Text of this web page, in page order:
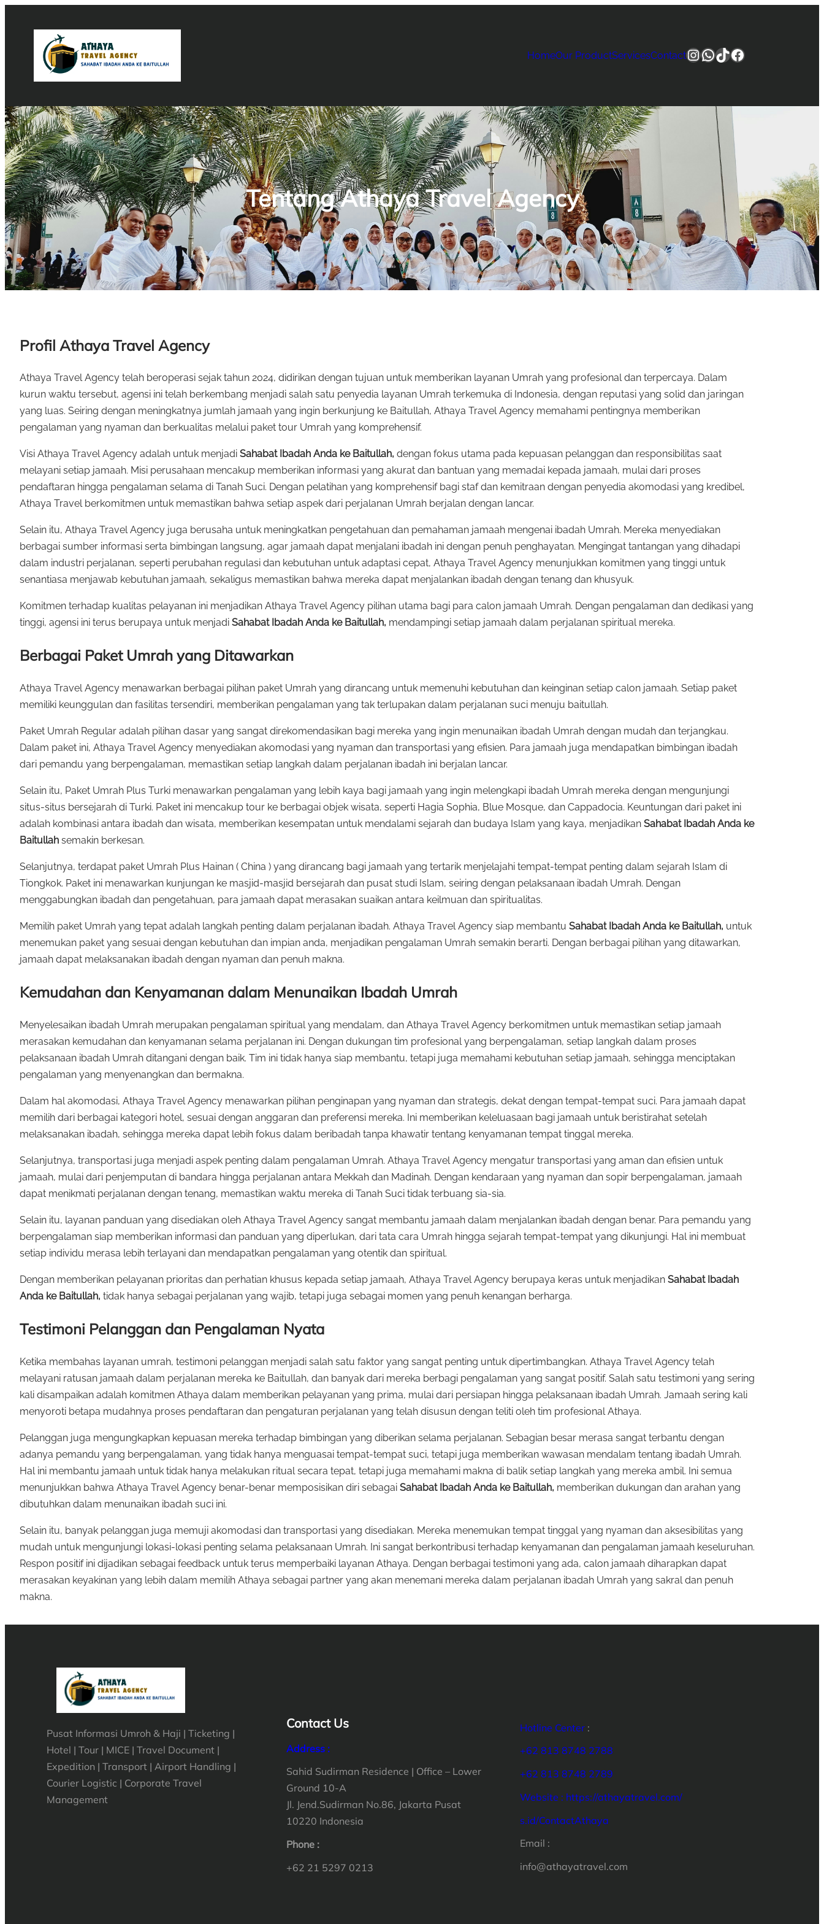
HomeOur ProductServicesContactInstagram
WhatsApp
TikTok
Facebook
Tentang Athaya Travel Agency
Profil Athaya Travel Agency
Athaya Travel Agency telah beroperasi sejak tahun 2024, didirikan dengan tujuan untuk memberikan layanan Umrah yang profesional dan terpercaya. Dalam
kurun waktu tersebut, agensi ini telah berkembang menjadi salah satu penyedia layanan Umrah terkemuka di Indonesia, dengan reputasi yang solid dan jaringan
yang luas. Seiring dengan meningkatnya jumlah jamaah yang ingin berkunjung ke Baitullah, Athaya Travel Agency memahami pentingnya memberikan
pengalaman yang nyaman dan berkualitas melalui paket tour Umrah yang komprehensif.
Visi Athaya Travel Agency adalah untuk menjadi Sahabat Ibadah Anda ke Baitullah, dengan fokus utama pada kepuasan pelanggan dan responsibilitas saat
melayani setiap jamaah. Misi perusahaan mencakup memberikan informasi yang akurat dan bantuan yang memadai kepada jamaah, mulai dari proses
pendaftaran hingga pengalaman selama di Tanah Suci. Dengan pelatihan yang komprehensif bagi staf dan kemitraan dengan penyedia akomodasi yang kredibel,
Athaya Travel berkomitmen untuk memastikan bahwa setiap aspek dari perjalanan Umrah berjalan dengan lancar.
Selain itu, Athaya Travel Agency juga berusaha untuk meningkatkan pengetahuan dan pemahaman jamaah mengenai ibadah Umrah. Mereka menyediakan
berbagai sumber informasi serta bimbingan langsung, agar jamaah dapat menjalani ibadah ini dengan penuh penghayatan. Mengingat tantangan yang dihadapi
dalam industri perjalanan, seperti perubahan regulasi dan kebutuhan untuk adaptasi cepat, Athaya Travel Agency menunjukkan komitmen yang tinggi untuk
senantiasa menjawab kebutuhan jamaah, sekaligus memastikan bahwa mereka dapat menjalankan ibadah dengan tenang dan khusyuk.
Komitmen terhadap kualitas pelayanan ini menjadikan Athaya Travel Agency pilihan utama bagi para calon jamaah Umrah. Dengan pengalaman dan dedikasi yang
tinggi, agensi ini terus berupaya untuk menjadi Sahabat Ibadah Anda ke Baitullah, mendampingi setiap jamaah dalam perjalanan spiritual mereka.
Berbagai Paket Umrah yang Ditawarkan
Athaya Travel Agency menawarkan berbagai pilihan paket Umrah yang dirancang untuk memenuhi kebutuhan dan keinginan setiap calon jamaah. Setiap paket
memiliki keunggulan dan fasilitas tersendiri, memberikan pengalaman yang tak terlupakan dalam perjalanan suci menuju baitullah.
Paket Umrah Regular adalah pilihan dasar yang sangat direkomendasikan bagi mereka yang ingin menunaikan ibadah Umrah dengan mudah dan terjangkau.
Dalam paket ini, Athaya Travel Agency menyediakan akomodasi yang nyaman dan transportasi yang efisien. Para jamaah juga mendapatkan bimbingan ibadah
dari pemandu yang berpengalaman, memastikan setiap langkah dalam perjalanan ibadah ini berjalan lancar.
Selain itu, Paket Umrah Plus Turki menawarkan pengalaman yang lebih kaya bagi jamaah yang ingin melengkapi ibadah Umrah mereka dengan mengunjungi
situs-situs bersejarah di Turki. Paket ini mencakup tour ke berbagai objek wisata, seperti Hagia Sophia, Blue Mosque, dan Cappadocia. Keuntungan dari paket ini
adalah kombinasi antara ibadah dan wisata, memberikan kesempatan untuk mendalami sejarah dan budaya Islam yang kaya, menjadikan Sahabat Ibadah Anda ke
Baitullah semakin berkesan.
Selanjutnya, terdapat paket Umrah Plus Hainan ( China ) yang dirancang bagi jamaah yang tertarik menjelajahi tempat-tempat penting dalam sejarah Islam di
Tiongkok. Paket ini menawarkan kunjungan ke masjid-masjid bersejarah dan pusat studi Islam, seiring dengan pelaksanaan ibadah Umrah. Dengan
menggabungkan ibadah dan pengetahuan, para jamaah dapat merasakan suaikan antara keilmuan dan spiritualitas.
Memilih paket Umrah yang tepat adalah langkah penting dalam perjalanan ibadah. Athaya Travel Agency siap membantu Sahabat Ibadah Anda ke Baitullah, untuk
menemukan paket yang sesuai dengan kebutuhan dan impian anda, menjadikan pengalaman Umrah semakin berarti. Dengan berbagai pilihan yang ditawarkan,
jamaah dapat melaksanakan ibadah dengan nyaman dan penuh makna.
Kemudahan dan Kenyamanan dalam Menunaikan Ibadah Umrah
Menyelesaikan ibadah Umrah merupakan pengalaman spiritual yang mendalam, dan Athaya Travel Agency berkomitmen untuk memastikan setiap jamaah
merasakan kemudahan dan kenyamanan selama perjalanan ini. Dengan dukungan tim profesional yang berpengalaman, setiap langkah dalam proses
pelaksanaan ibadah Umrah ditangani dengan baik. Tim ini tidak hanya siap membantu, tetapi juga memahami kebutuhan setiap jamaah, sehingga menciptakan
pengalaman yang menyenangkan dan bermakna.
Dalam hal akomodasi, Athaya Travel Agency menawarkan pilihan penginapan yang nyaman dan strategis, dekat dengan tempat-tempat suci. Para jamaah dapat
memilih dari berbagai kategori hotel, sesuai dengan anggaran dan preferensi mereka. Ini memberikan keleluasaan bagi jamaah untuk beristirahat setelah
melaksanakan ibadah, sehingga mereka dapat lebih fokus dalam beribadah tanpa khawatir tentang kenyamanan tempat tinggal mereka.
Selanjutnya, transportasi juga menjadi aspek penting dalam pengalaman Umrah. Athaya Travel Agency mengatur transportasi yang aman dan efisien untuk
jamaah, mulai dari penjemputan di bandara hingga perjalanan antara Mekkah dan Madinah. Dengan kendaraan yang nyaman dan sopir berpengalaman, jamaah
dapat menikmati perjalanan dengan tenang, memastikan waktu mereka di Tanah Suci tidak terbuang sia-sia.
Selain itu, layanan panduan yang disediakan oleh Athaya Travel Agency sangat membantu jamaah dalam menjalankan ibadah dengan benar. Para pemandu yang
berpengalaman siap memberikan informasi dan panduan yang diperlukan, dari tata cara Umrah hingga sejarah tempat-tempat yang dikunjungi. Hal ini membuat
setiap individu merasa lebih terlayani dan mendapatkan pengalaman yang otentik dan spiritual.
Dengan memberikan pelayanan prioritas dan perhatian khusus kepada setiap jamaah, Athaya Travel Agency berupaya keras untuk menjadikan Sahabat Ibadah
Anda ke Baitullah, tidak hanya sebagai perjalanan yang wajib, tetapi juga sebagai momen yang penuh kenangan berharga.
Testimoni Pelanggan dan Pengalaman Nyata
Ketika membahas layanan umrah, testimoni pelanggan menjadi salah satu faktor yang sangat penting untuk dipertimbangkan. Athaya Travel Agency telah
melayani ratusan jamaah dalam perjalanan mereka ke Baitullah, dan banyak dari mereka berbagi pengalaman yang sangat positif. Salah satu testimoni yang sering
kali disampaikan adalah komitmen Athaya dalam memberikan pelayanan yang prima, mulai dari persiapan hingga pelaksanaan ibadah Umrah. Jamaah sering kali
menyoroti betapa mudahnya proses pendaftaran dan pengaturan perjalanan yang telah disusun dengan teliti oleh tim profesional Athaya.
Pelanggan juga mengungkapkan kepuasan mereka terhadap bimbingan yang diberikan selama perjalanan. Sebagian besar merasa sangat terbantu dengan
adanya pemandu yang berpengalaman, yang tidak hanya menguasai tempat-tempat suci, tetapi juga memberikan wawasan mendalam tentang ibadah Umrah.
Hal ini membantu jamaah untuk tidak hanya melakukan ritual secara tepat, tetapi juga memahami makna di balik setiap langkah yang mereka ambil. Ini semua
menunjukkan bahwa Athaya Travel Agency benar-benar memposisikan diri sebagai Sahabat Ibadah Anda ke Baitullah, memberikan dukungan dan arahan yang
dibutuhkan dalam menunaikan ibadah suci ini.
Selain itu, banyak pelanggan juga memuji akomodasi dan transportasi yang disediakan. Mereka menemukan tempat tinggal yang nyaman dan aksesibilitas yang
mudah untuk mengunjungi lokasi-lokasi penting selama pelaksanaan Umrah. Ini sangat berkontribusi terhadap kenyamanan dan pengalaman jamaah keseluruhan.
Respon positif ini dijadikan sebagai feedback untuk terus memperbaiki layanan Athaya. Dengan berbagai testimoni yang ada, calon jamaah diharapkan dapat
merasakan keyakinan yang lebih dalam memilih Athaya sebagai partner yang akan menemani mereka dalam perjalanan ibadah Umrah yang sakral dan penuh
makna.
Pusat Informasi Umroh & Haji | Ticketing |
Hotel | Tour | MICE | Travel Document |
Expedition | Transport | Airport Handling |
Courier Logistic | Corporate Travel
Management
Contact Us
Address :
Sahid Sudirman Residence | Office – Lower
Ground 10-A
Jl. Jend.Sudirman No.86, Jakarta Pusat
10220 Indonesia
Phone :
+62 21 5297 0213
Hotline Center:
+62 813 8748 2788
+62 813 8748 2789
Website : https://athayatravel.com/
s.id/ContactAthaya
Email :
info@athayatravel.com